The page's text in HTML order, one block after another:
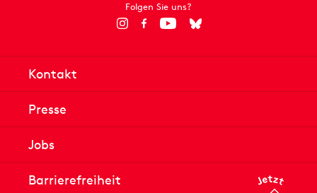
Folgen Sie uns?
Kontakt
Presse
Jobs
Barrierefreiheit